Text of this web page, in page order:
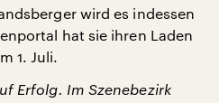
wird es indessen
hat sie ihren Laden
1. Juli.
Erfolg. Im Szenebezirk